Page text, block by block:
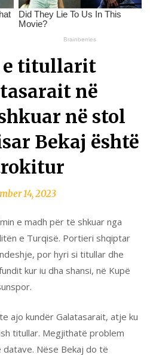
e titullarit
në
në stol
Bekaj është
14, 2023
e madh për të shkuar nga
e Turqisë. Portieri shqiptar
por hyri si titullar dhe
kur iu dha shansi, në Kupë
ajo kundër Galatasarait, atje ku
titullar. Megjithatë problem
Nëse Bekaj do të